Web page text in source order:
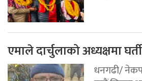
एमाले दार्चुलाको अध्यक्षमा
धनगढी/